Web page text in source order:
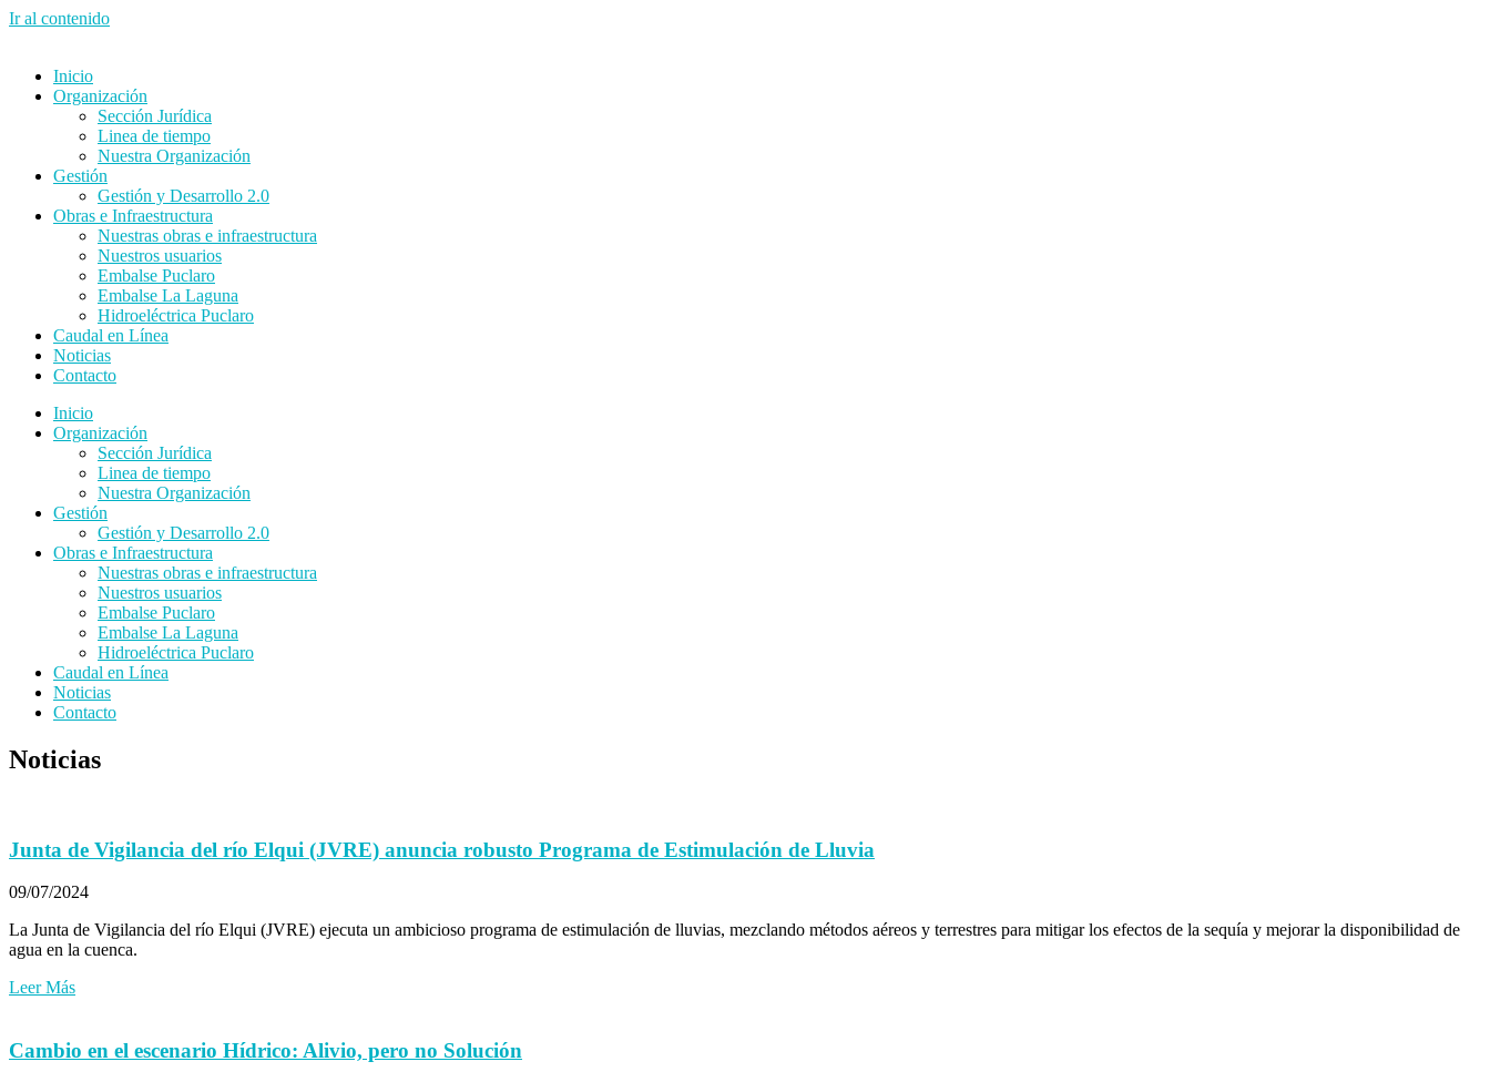
Ir al contenido
Inicio
Organización
Sección Jurídica
Linea de tiempo
Nuestra Organización
Gestión
Gestión y Desarrollo 2.0
Obras e Infraestructura
Nuestras obras e infraestructura
Nuestros usuarios
Embalse Puclaro
Embalse La Laguna
Hidroeléctrica Puclaro
Caudal en Línea
Noticias
Contacto
Inicio
Organización
Sección Jurídica
Linea de tiempo
Nuestra Organización
Gestión
Gestión y Desarrollo 2.0
Obras e Infraestructura
Nuestras obras e infraestructura
Nuestros usuarios
Embalse Puclaro
Embalse La Laguna
Hidroeléctrica Puclaro
Caudal en Línea
Noticias
Contacto
Noticias
Junta de Vigilancia del río Elqui (JVRE) anuncia robusto Programa de Estimulación de Lluvia
09/07/2024
La Junta de Vigilancia del río Elqui (JVRE) ejecuta un ambicioso programa de estimulación de lluvias, mezclando métodos aéreos y terrestres para mitigar los efectos de la sequía y mejorar la disponibilidad de
agua en la cuenca.
Leer Más
Cambio en el escenario Hídrico: Alivio, pero no Solución